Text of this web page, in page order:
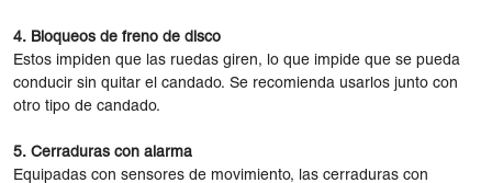
4. Bloqueos de freno de disco
Estos impiden que las ruedas giren, lo que impide que se pueda
conducir sin quitar el candado. Se recomienda usarlos junto con
otro tipo de candado.
5. Cerraduras con alarma
Equipadas con sensores de movimiento, las cerraduras con